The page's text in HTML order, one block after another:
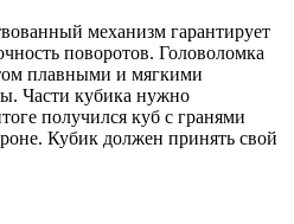
механизм гарантирует
поворотов. Головоломка
плавными и мягкими
Части кубика нужно
получился куб с гранями
Кубик должен принять свой